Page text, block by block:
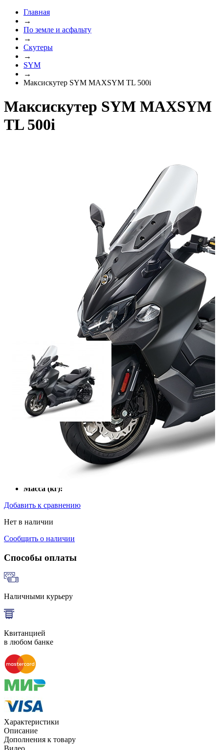
Главная
→
По земле и асфальту
→
Скутеры
→
SYM
→
Максискутер SYM MAXSYM TL 500i
Максискутер SYM MAXSYM
TL 500i
Мощность двигателя (л.с.):
Объём двигателя (куб.см):
Тактность двигателя:2
Число цилиндров:1
Тип охлаждения:Воздушный
Масса (кг):
Добавить к сравнению
Нет в наличии
Сообщить о наличии
Способы оплаты
Наличными курьеру
Квитанцией
в любом банке
Характеристики
Описание
Дополнения к товару